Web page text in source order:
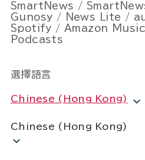
SmartNews /
Gunosy / News Lite /
Spotify / Amazon
Podcasts
選擇語言
Chinese (Hong Kong)
Chinese (Hong Kong)